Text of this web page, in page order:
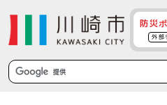
防災
外部